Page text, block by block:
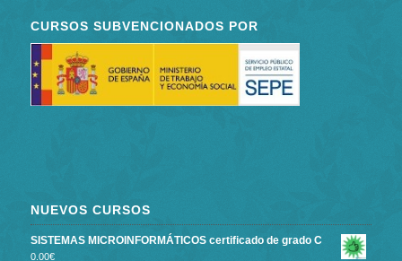
CURSOS SUBVENCIONADOS POR
NUEVOS CURSOS
SISTEMAS MICROINFORMÁTICOS certificado de grado C
0.00€